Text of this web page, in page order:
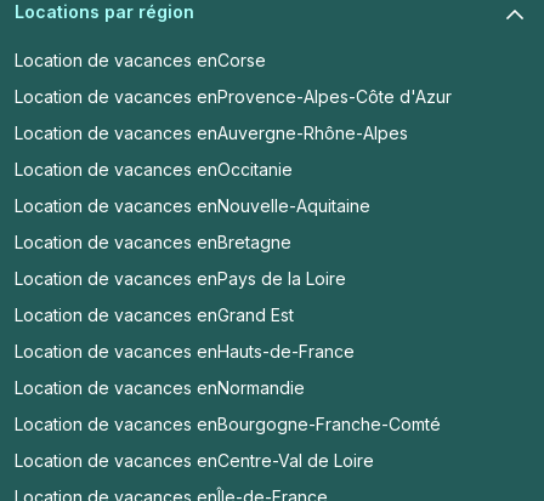
Locations par région
Location de vacances enCorse
Location de vacances enProvence-Alpes-Côte d'Azur
Location de vacances enAuvergne-Rhône-Alpes
Location de vacances enOccitanie
Location de vacances enNouvelle-Aquitaine
Location de vacances enBretagne
Location de vacances enPays de la Loire
Location de vacances enGrand Est
Location de vacances enHauts-de-France
Location de vacances enNormandie
Location de vacances enBourgogne-Franche-Comté
Location de vacances enCentre-Val de Loire
Location de vacances enÎle-de-France